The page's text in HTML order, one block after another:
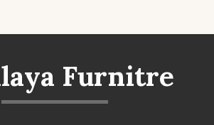
Furnitre